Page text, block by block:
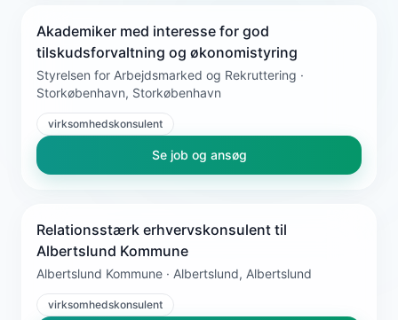
Akademiker med interesse for god
tilskudsforvaltning og økonomistyring
Styrelsen for Arbejdsmarked og Rekruttering ·
Storkøbenhavn, Storkøbenhavn
virksomhedskonsulent
Se job og ansøg
Relationsstærk erhvervskonsulent til
Albertslund Kommune
Albertslund Kommune · Albertslund, Albertslund
virksomhedskonsulent